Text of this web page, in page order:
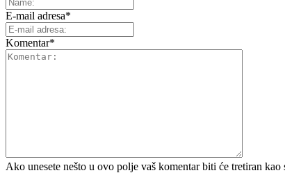
E-mail adresa*
Komentar*
Ako unesete nešto u ovo polje vaš komentar biti će tretiran kao